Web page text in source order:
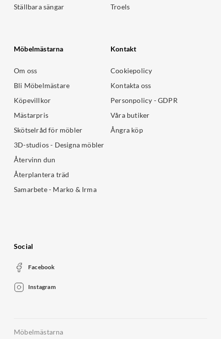
Ställbara sängar
Troels
Möbelmästarna
Om oss
Bli Möbelmästare
Köpevillkor
Mästarpris
Skötselråd för möbler
3D-studios - Designa möbler
Återvinn dun
Återplantera träd
Samarbete - Marko & Irma
Kontakt
Cookiepolicy
Kontakta oss
Personpolicy - GDPR
Våra butiker
Ångra köp
Social
Facebook
Instagram
Möbelmästarna